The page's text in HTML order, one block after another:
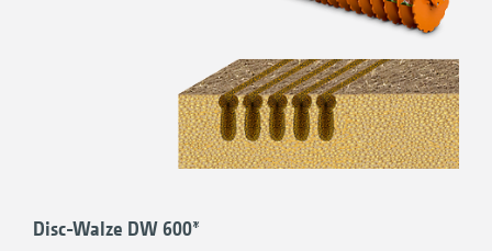
Austrocknen der gelockerten, obersten
Ideal für Standorte mit mittleren Böden
*Keilringwalze mit Matrixreifenprofil und Disc-
Disc-Walze DW 600*